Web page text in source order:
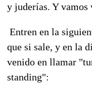
y juderías. Y vamos
Entren en la
que si sale, y en la
venido en llamar
standing":